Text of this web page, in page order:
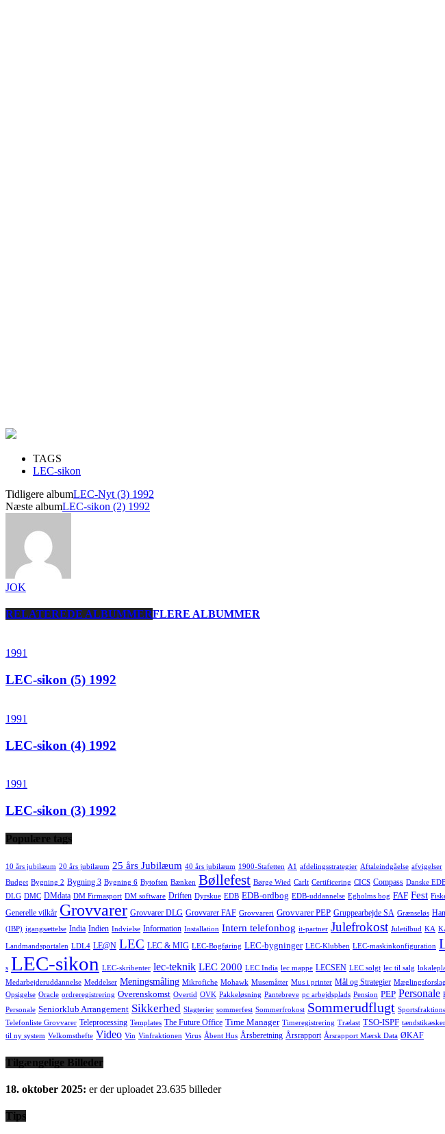
TAGS
LEC-sikon
Tidligere albumLEC-Nyt (3) 1992
Næste albumLEC-sikon (2) 1992
JOK
RELATEREDE ALBUMMERFLERE ALBUMMER
1991
LEC-sikon (5) 1992
1991
LEC-sikon (4) 1992
1991
LEC-sikon (3) 1992
Populære tags
10 års jubilæum 20 års jubilæum 25 års Jubilæum 40 års jubilæum 1900-Stafetten A1 afdelingsstrategier Aftaleindgåelse afvigelser
Budget Bygning 2 Bygning 3 Bygning 6 Bytoften Bænken Bøllefest Børge Wied Carlt Certificering CICS Compass Danske
DLG DMC DMdata DM Firmasport DM software Driften Dyrskue EDB EDB-ordbog EDB-uddannelse Egholms bog FAF Fest
Generelle vilkår Grovvarer Grovvarer DLG Grovvarer FAF Grovvareri Grovvarer PEP Gruppearbejde SA Grænseløs
(IBP) igangsættelse India Indien Indvielse Information Installation Intern telefonbog it-partner Julefrokost Juletilbud KA
Landmandsportalen LDL4 LE@N LEC LEC & MIG LEC-Bogføring LEC-bygninger LEC-Klubben LEC-maskinkonfiguration
s LEC-sikon LEC-skribenter lec-teknik LEC 2000 LEC India lec mappe LECSEN LEC solgt lec til salg
Medarbejderuddannelse Meddelser Meningsmåling Mikrofiche Mohawk Musemåtter Mus i printer Mål og Strategier Mæglingsforslag
Opsigelse Oracle ordreregistrering Overenskomst Overtid OVK Pakkeløsning Pantebreve pc arbejdsplads Pension PEP Personale
Personale Seniorklub Arrangement Sikkerhed Slagterier sommerfest Sommerfrokost Sommerudflugt
Telefonliste Grovvarer Teleprocessing Templates The Future Office Time Manager Timeregistrering Trælast TSO-ISPF tændstikæsker
til ny system Velkomsthefte Video Vin Vinfraktionen Virus Åbent Hus Årsberetning Årsrapport Årsrapport Mærsk Data ØKAF
Tilgængelige Billeder
18. oktober 2025: er der uploadet 23.635 billeder
Tips